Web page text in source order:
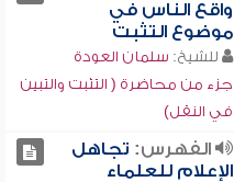
واقع الناس في
موضوع التثبت
للشيخ: سلمان العودة
جزء من محاضرة ( التثبت والتبين
في النقل)
الفهرس: تجاهل
الإعلام للعلماء